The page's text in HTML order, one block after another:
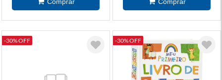
-30% OFF -30% OFF